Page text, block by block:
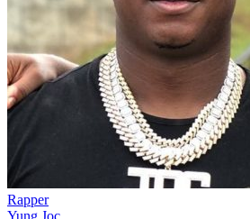
Rapper
Yung Joc